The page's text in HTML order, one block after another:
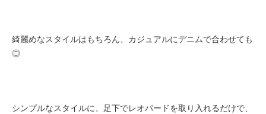
綺麗めなスタイルはもちろん、カジュアルにデニムで合わせても
◎
シンプルなスタイルに、足下でレオパードを取り入れるだけで、